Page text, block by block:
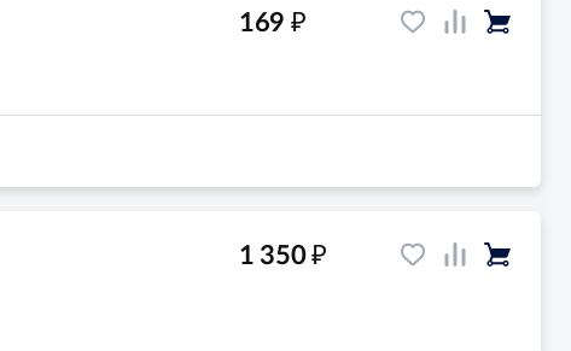
169 ₽
1 350₽